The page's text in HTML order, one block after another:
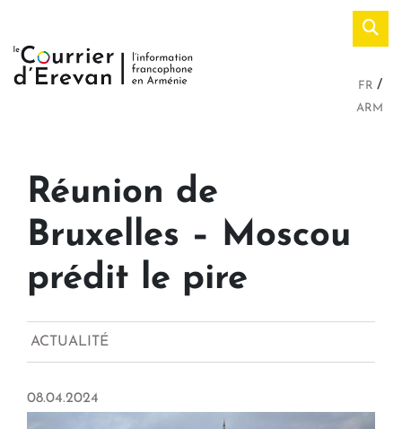
FR
ARM
Réunion de
Bruxelles – Moscou
prédit le pire
ACTUALITÉ
08.04.2024